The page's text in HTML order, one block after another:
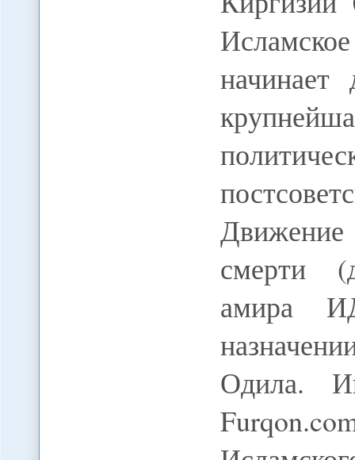
смерти
амира
Одила.